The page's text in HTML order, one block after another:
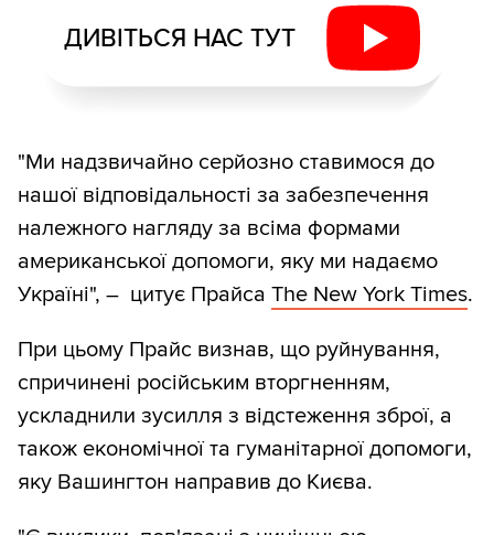
ДИВІТЬСЯ НАС ТУТ
"Ми надзвичайно серйозно ставимося до
нашої відповідальності за забезпечення
належного нагляду за всіма формами
американської допомоги, яку ми надаємо
Україні", – цитує Прайса The New York Times.
При цьому Прайс визнав, що руйнування,
спричинені російським вторгненням,
ускладнили зусилля з відстеження зброї, а
також економічної та гуманітарної допомоги,
яку Вашингтон направив до Києва.